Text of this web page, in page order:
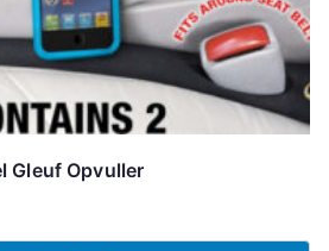
Gleuf Opvuller